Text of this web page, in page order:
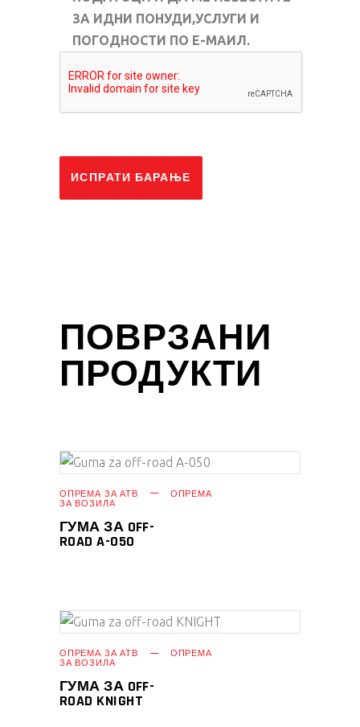
ЗА ИДНИ ПОНУДИ,УСЛУГИ И
ПОГОДНОСТИ ПО Е-МАИЛ.
ИСПРАТИ БАРАЊЕ
ПОВРЗАНИ
ПРОДУКТИ
ПРОЧИТАЈ ПОВЕЌЕ
ОПРЕМА ЗА АТВ ОПРЕМА
ЗА ВОЗИЛА
ГУМА ЗА OFF-
ROAD A-050
ПРОЧИТАЈ ПОВЕЌЕ
ОПРЕМА ЗА АТВ ОПРЕМА
ЗА ВОЗИЛА
ГУМА ЗА OFF-
ROAD KNIGHT